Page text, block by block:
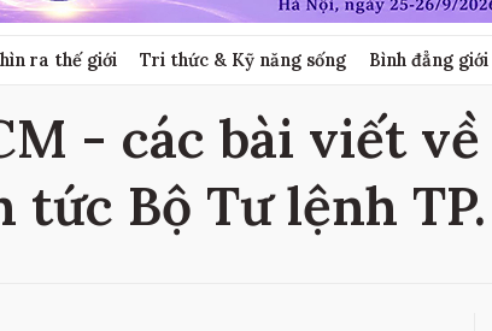
ra thế giới Tri thức & Kỹ năng sống Bình đẳng giới
- các bài viết về
tức Bộ Tư lệnh